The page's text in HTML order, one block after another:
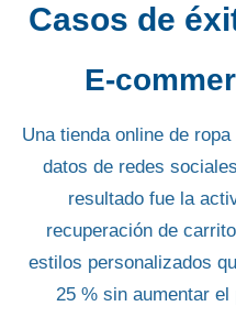
Casos de
E-
Una tienda online de ropa
datos de redes
resultado fue la
recuperación de carrito
estilos personalizados
25 % sin aumentar